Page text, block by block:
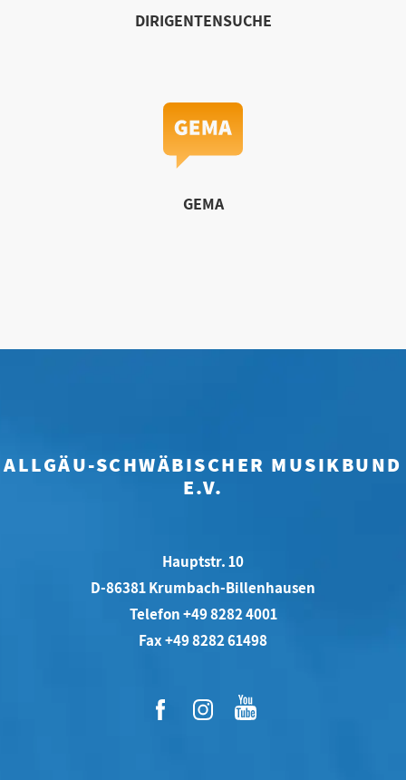
DIRIGENTENSUCHE
GEMA
ALLGÄU-SCHWÄBISCHER MUSIKBUND
E.V.
Hauptstr. 10
D-86381 Krumbach-Billenhausen
Telefon +49 8282 4001
Fax +49 8282 61498